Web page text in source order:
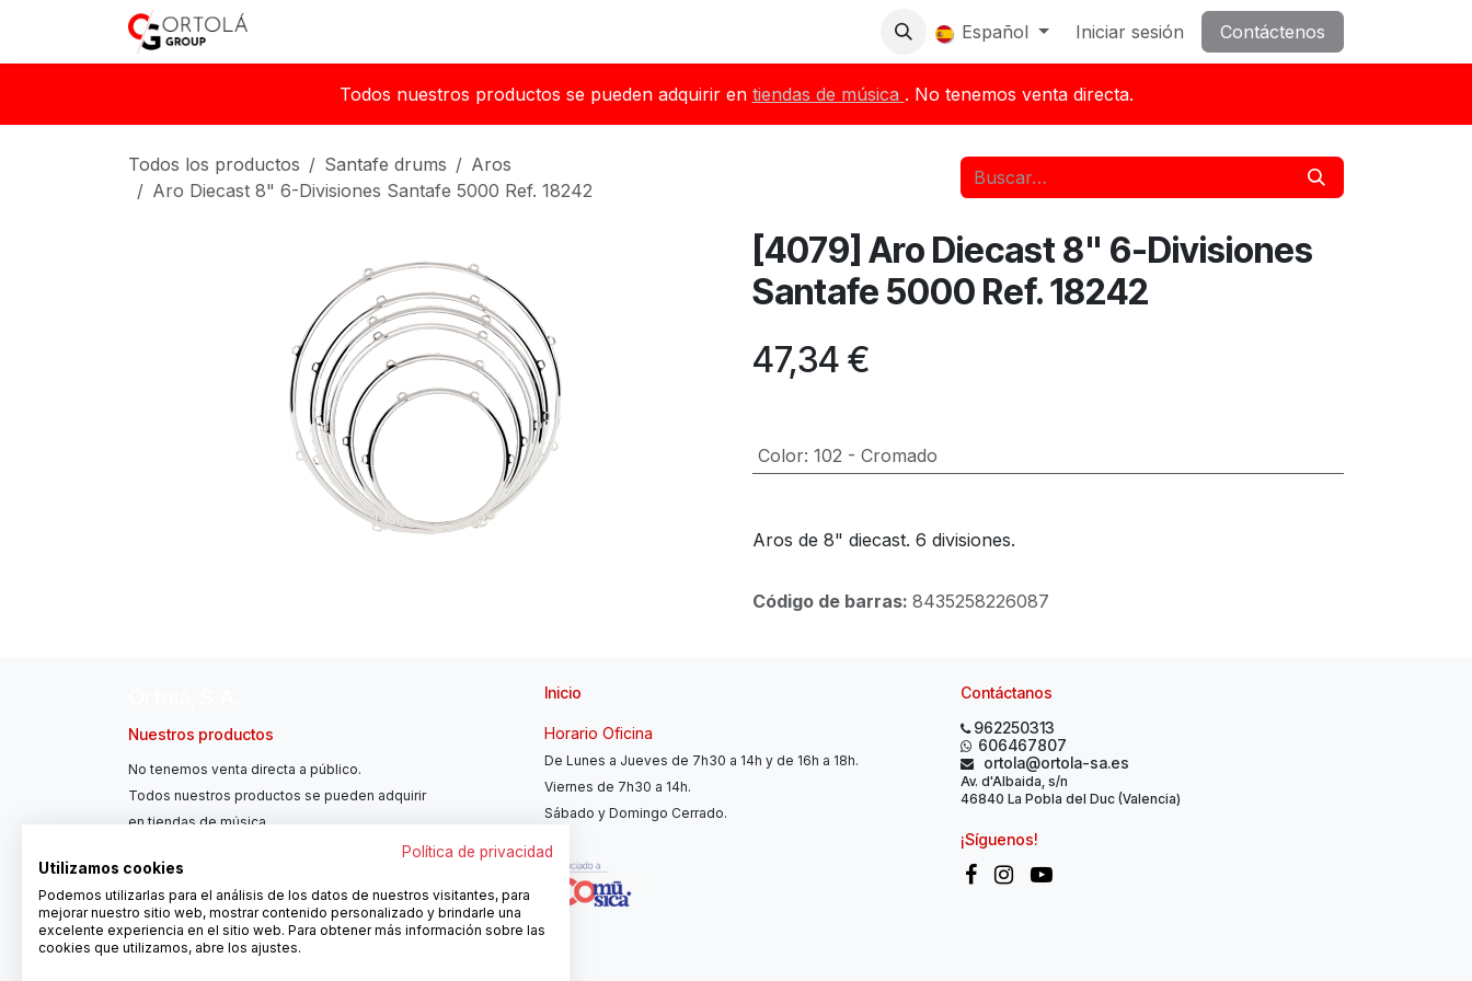
Español Iniciar sesión Contáctenos
Todos nuestros productos se pueden adquirir en tiendas de música . No tenemos venta directa.
Todos los productos Santafe drums
Aros
Aro Diecast 8" 6-Divisiones Santafe 5000 Ref. 18242
[4079] Aro Diecast 8" 6-Divisiones
Santafe 5000 Ref. 18242
47,34 €
Color: 102 - Cromado
Aros de 8" diecast. 6 divisiones.
Código de barras: 8435258226087
Nuestros productos
No tenemos venta directa a público.
Todos nuestros productos se pueden adquirir
en tiendas de música.
Inicio
Horario Oficina
De Lunes a Jueves de 7h30 a 14h y de 16h a 18h.
Viernes de 7h30 a 14h.
Sábado y Domingo Cerrado.
Contáctanos
962250313
606467807
ortola@ortola-sa.es
Av. d'Albaida, s/n
46840 La Pobla del Duc (Valencia)
¡Síguenos!
Política de privacidad
Utilizamos cookies
Podemos utilizarlas para el análisis de los datos de nuestros visitantes, para
mejorar nuestro sitio web, mostrar contenido personalizado y brindarle una
excelente experiencia en el sitio web. Para obtener más información sobre las
cookies que utilizamos, abre los ajustes.